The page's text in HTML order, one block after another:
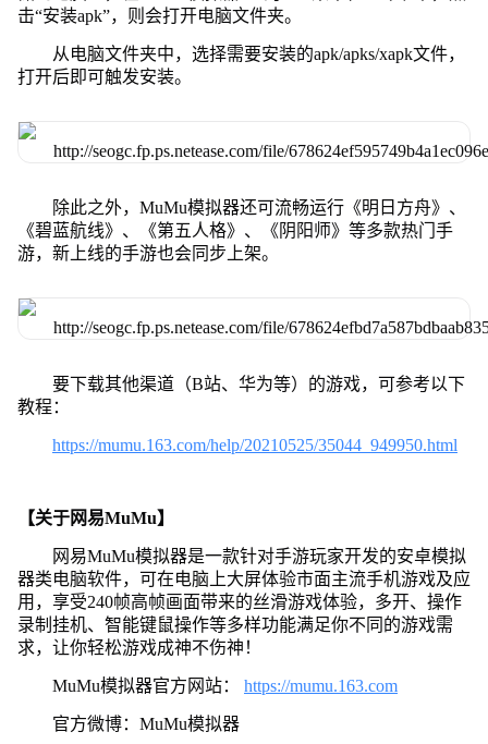
击“安装apk”，则会打开电脑文件夹。
从电脑文件夹中，选择需要安装的apk/apks/xapk文件，
打开后即可触发安装。
除此之外，MuMu模拟器还可流畅运行《明日方舟》、
《碧蓝航线》、《第五人格》、《阴阳师》等多款热门手
游，新上线的手游也会同步上架。
要下载其他渠道（B站、华为等）的游戏，可参考以下
教程：
https://mumu.163.com/help/20210525/35044_949950.html
【关于网易MuMu】
网易MuMu模拟器是一款针对手游玩家开发的安卓模拟
器类电脑软件，可在电脑上大屏体验市面主流手机游戏及应
用，享受240帧高帧画面带来的丝滑游戏体验，多开、操作
录制挂机、智能键鼠操作等多样功能满足你不同的游戏需
求，让你轻松游戏成神不伤神！
MuMu模拟器官方网站： https://mumu.163.com
官方微博：MuMu模拟器